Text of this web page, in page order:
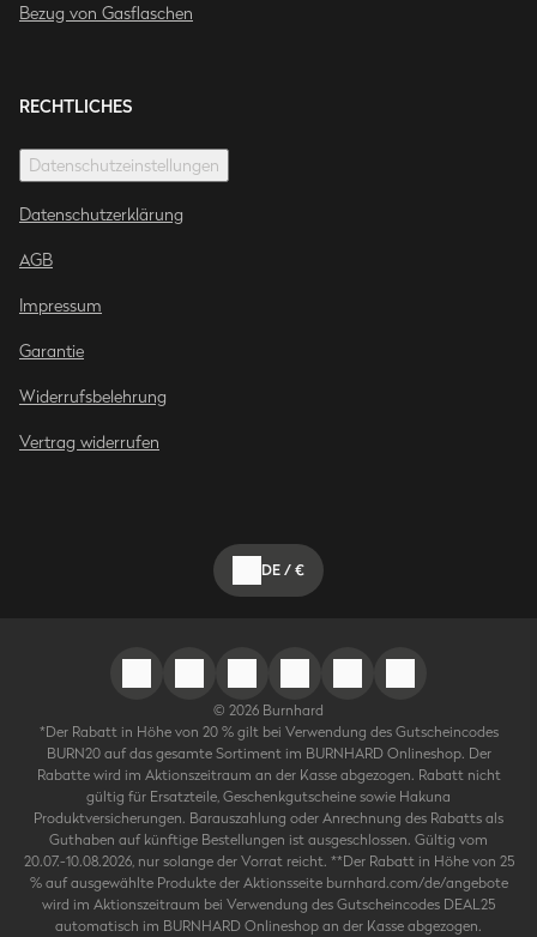
Bezug von Gasflaschen
RECHTLICHES
Datenschutzeinstellungen
Datenschutzerklärung
AGB
Impressum
Garantie
Widerrufsbelehrung
Vertrag widerrufen
DE/€
© 2026 Burnhard
*Der Rabatt in Höhe von 20 % gilt bei Verwendung des Gutscheincodes
BURN20 auf das gesamte Sortiment im BURNHARD Onlineshop. Der
Rabatte wird im Aktionszeitraum an der Kasse abgezogen. Rabatt nicht
gültig für Ersatzteile, Geschenkgutscheine sowie Hakuna
Produktversicherungen. Barauszahlung oder Anrechnung des Rabatts als
Guthaben auf künftige Bestellungen ist ausgeschlossen. Gültig vom
20.07.-10.08.2026, nur solange der Vorrat reicht. **Der Rabatt in Höhe von 25
% auf ausgewählte Produkte der Aktionsseite burnhard.com/de/angebote
wird im Aktionszeitraum bei Verwendung des Gutscheincodes DEAL25
automatisch im BURNHARD Onlineshop an der Kasse abgezogen.